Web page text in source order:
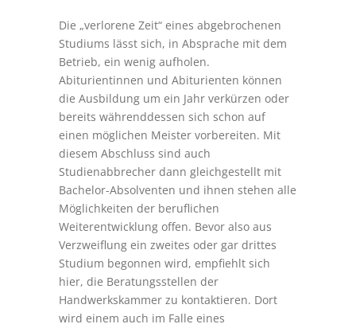
Die „verlorene Zeit“ eines abgebrochenen
Studiums lässt sich, in Absprache mit dem
Betrieb, ein wenig aufholen.
Abiturientinnen und Abiturienten können
die Ausbildung um ein Jahr verkürzen oder
bereits währenddessen sich schon auf
einen möglichen Meister vorbereiten. Mit
diesem Abschluss sind auch
Studienabbrecher dann gleichgestellt mit
Bachelor-Absolventen und ihnen stehen alle
Möglichkeiten der beruflichen
Weiterentwicklung offen. Bevor also aus
Verzweiflung ein zweites oder gar drittes
Studium begonnen wird, empfiehlt sich
hier, die Beratungsstellen der
Handwerkskammer zu kontaktieren. Dort
wird einem auch im Falle eines